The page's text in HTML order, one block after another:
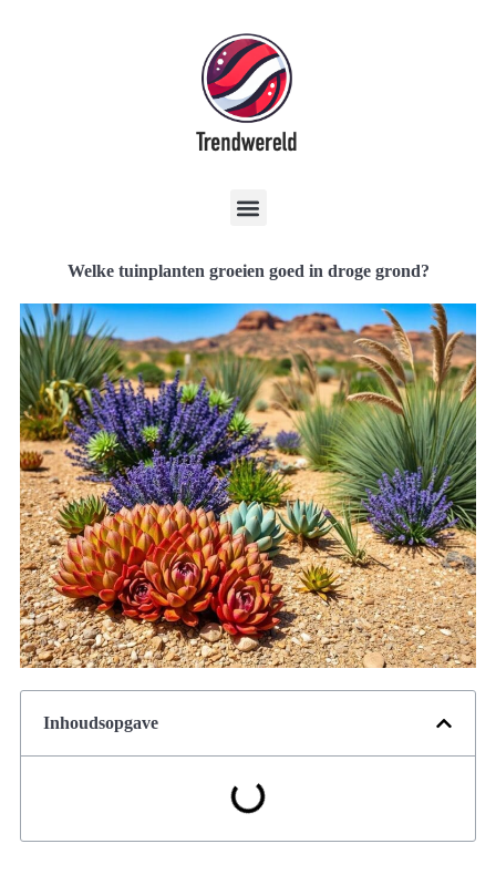
Welke tuinplanten groeien goed in droge grond?
Inhoudsopgave